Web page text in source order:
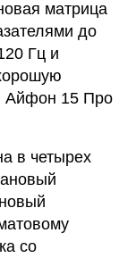
матрица
до
Гц и
Айфон 15 Про
в четырех
со